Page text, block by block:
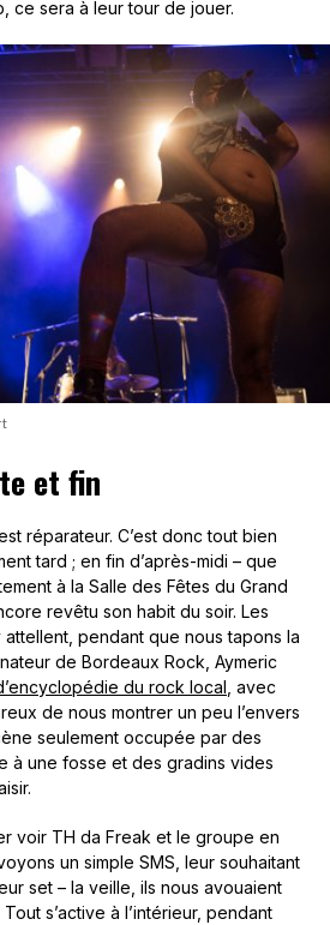
ce sera à leur tour de jouer.
et fin
réparateur. C’est donc tout bien
tard ; en fin d’après-midi – que
à la Salle des Fêtes du Grand
revêtu son habit du soir. Les
pendant que nous tapons la
de Bordeaux Rock, Aymeric
du rock local , avec
de nous montrer un peu l’envers
seulement occupée par des
à une fosse et des gradins vides
voir TH da Freak et le groupe en
un simple SMS, leur souhaitant
set – la veille, ils nous avouaient
Tout s’active à l’intérieur, pendant